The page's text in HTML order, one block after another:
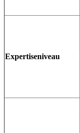
Expertiseniveau